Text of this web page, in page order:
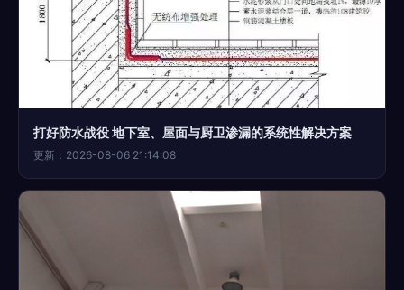
打好防水战役 地下室、屋面与厨卫渗漏的系统性解决方案
更新：2026-08-06 21:14:08